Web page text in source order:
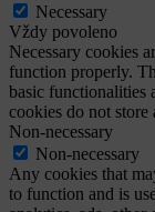
Necessary
Vždy povoleno
Necessary cookies
function properly.
basic functionalities
cookies do not
Non-necessary
Non-necessary
Any cookies that
to function and is